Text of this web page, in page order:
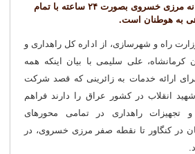
عراق را دارند، گفت: پایانه مرزی خسروی بصورت ۲۴ ساعته با تمام
به هوطنان است.
راه و شهرسازی، از اداره کل راهداری و
کرمانشاه، علی سلیمی با بیان اینکه همه
ارائه خدمات به زائرینی که قصد شرکت
انقلاب در کشور عراق را دارند فراهم
و تجهیزات راهداری در تمامی محورهای
در کنگاور تا نقطه صفر مرزی خسروی، در